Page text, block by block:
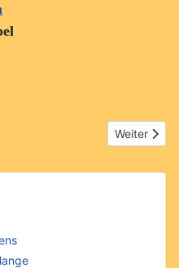
Nächster
Weiter